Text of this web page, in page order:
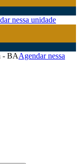
nessa unidade
- BAAgendar nessa